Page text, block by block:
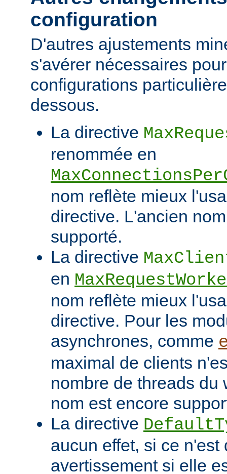
configuration
D'autres ajustements
s'avérer nécessaires
configurations
dessous.
La directive
renommée en
nom reflète mieux
directive. L'ancien
supporté.
La directive
en
nom reflète mieux
directive. Pour les
asynchrones, comme
maximal de clients
nombre de threads du
nom est encore
La directive
aucun effet, si ce n'est
avertissement si elle